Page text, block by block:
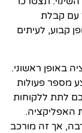
עם קבלת
קבוע, לעיתים
באופן ראשוני.
מספר פעולות
לתת ללקוחות
האפליקציה.
אך זה מורכב